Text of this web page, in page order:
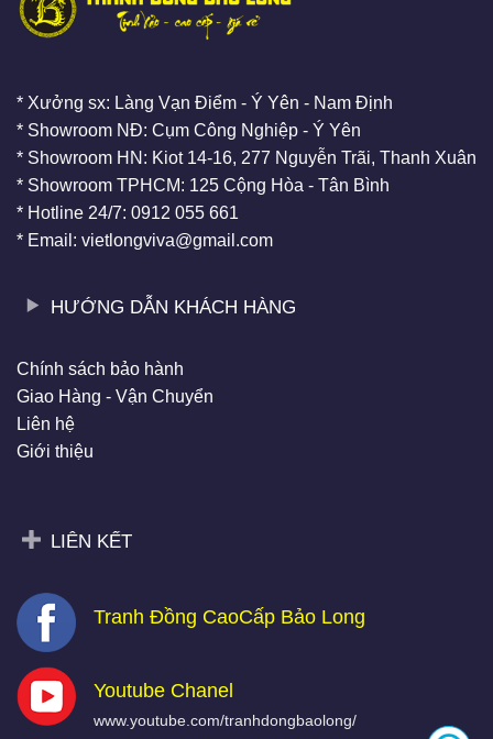
* Xưởng sx: Làng Vạn Điểm - Ý Yên - Nam Định
* Showroom NĐ: Cụm Công Nghiệp - Ý Yên
* Showroom HN: Kiot 14-16, 277 Nguyễn Trãi, Thanh Xuân
* Showroom TPHCM: 125 Cộng Hòa - Tân Bình
* Hotline 24/7: 0912 055 661
* Email: vietlongviva@gmail.com
HƯỚNG DẪN KHÁCH HÀNG
Chính sách bảo hành
Giao Hàng - Vận Chuyển
Liên hệ
Giới thiệu
LIÊN KẾT
Tranh Đồng CaoCấp Bảo Long
Youtube Chanel
www.youtube.com/tranhdongbaolong/